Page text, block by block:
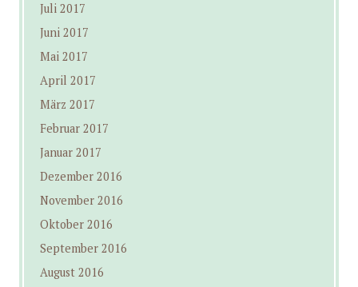
Juli 2017
Juni 2017
Mai 2017
April 2017
März 2017
Februar 2017
Januar 2017
Dezember 2016
November 2016
Oktober 2016
September 2016
August 2016